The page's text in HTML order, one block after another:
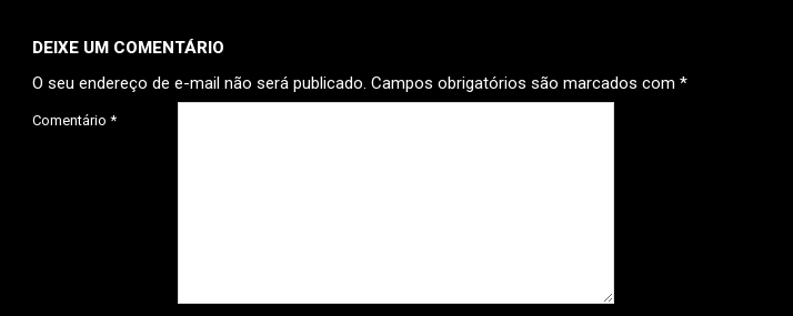
DEIXE UM COMENTÁRIO
O seu endereço de e-mail não será publicado. Campos obrigatórios são marcados com *
Comentário *